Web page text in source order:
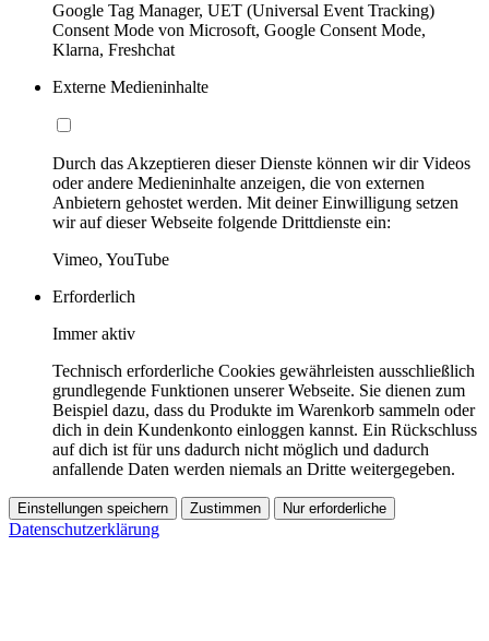
Google Tag Manager, UET (Universal Event Tracking)
Consent Mode von Microsoft, Google Consent Mode,
Klarna, Freshchat
Externe Medieninhalte
Durch das Akzeptieren dieser Dienste können wir dir Videos
oder andere Medieninhalte anzeigen, die von externen
Anbietern gehostet werden. Mit deiner Einwilligung setzen
wir auf dieser Webseite folgende Drittdienste ein:
Vimeo, YouTube
Erforderlich
Immer aktiv
Technisch erforderliche Cookies gewährleisten ausschließlich
grundlegende Funktionen unserer Webseite. Sie dienen zum
Beispiel dazu, dass du Produkte im Warenkorb sammeln oder
dich in dein Kundenkonto einloggen kannst. Ein Rückschluss
auf dich ist für uns dadurch nicht möglich und dadurch
anfallende Daten werden niemals an Dritte weitergegeben.
Einstellungen speichern Zustimmen Nur erforderliche
Datenschutzerklärung